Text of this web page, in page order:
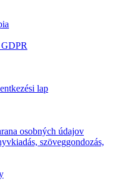
lap
osobných údajov
szöveggondozás,